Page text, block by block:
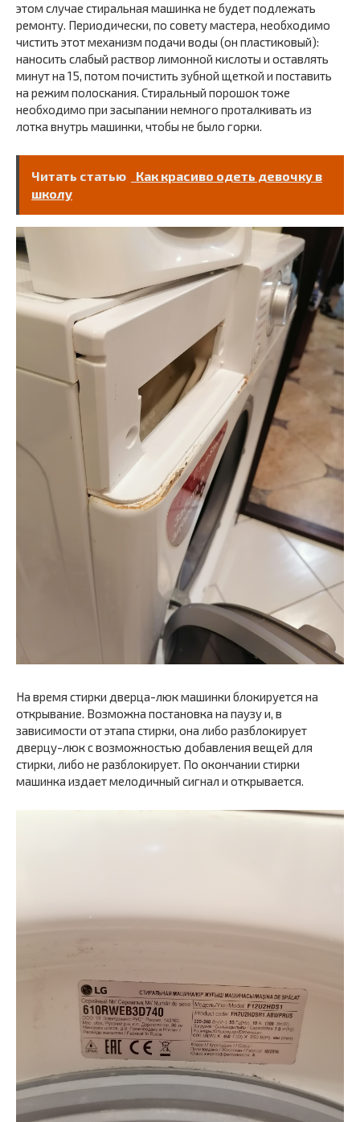
этом случае стиральная машинка не будет подлежать
ремонту. Периодически, по совету мастера, необходимо
чистить этот механизм подачи воды (он пластиковый):
наносить слабый раствор лимонной кислоты и оставлять
минут на 15, потом почистить зубной щеткой и поставить
на режим полоскания. Стиральный порошок тоже
необходимо при засыпании немного проталкивать из
лотка внутрь машинки, чтобы не было горки.
Читать статью
Как красиво одеть девочку в
школу
На время стирки дверца-люк машинки блокируется на
открывание. Возможна постановка на паузу и, в
зависимости от этапа стирки, она либо разблокирует
дверцу-люк с возможностью добавления вещей для
стирки, либо не разблокирует. По окончании стирки
машинка издает мелодичный сигнал и открывается.